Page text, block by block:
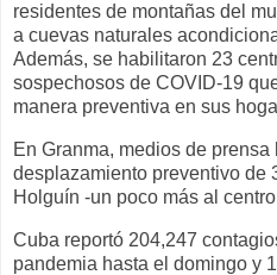
residentes de montañas del
a cuevas naturales
Además, se habilitaron 23
sospechosos de COVID-19
manera preventiva en sus
En Granma, medios de
desplazamiento preventivo de
Holguín -un poco más al
Cuba reportó 204,247
pandemia hasta el domingo y